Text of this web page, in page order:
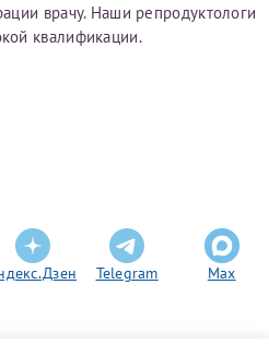
врачу. Наши репродуктологи
квалификации.
Telegram Max